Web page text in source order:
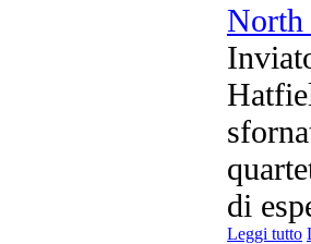
di
Leggi tutto